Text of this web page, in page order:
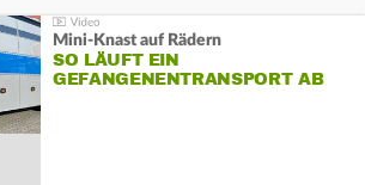
Mini-Knast auf Rädern
SO LÄUFT EIN
GEFANGENENTRANSPORT AB